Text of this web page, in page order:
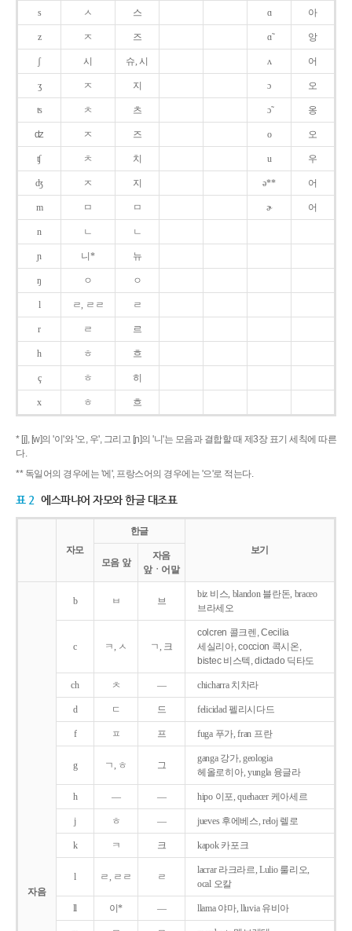
s ㅅ 스 ɑ 아
z ㅈ 즈 ɑ̃ 앙
ʃ 시 슈, 시 ʌ 어
ʒ ㅈ 지 ɔ 오
ʦ ㅊ 츠 ɔ̃ 옹
ʣ ㅈ 즈 o 오
ʧ ㅊ 치 u 우
ʤ ㅈ 지 ə** 어
m ㅁ ㅁ ɚ 어
n ㄴ ㄴ
ɲ 니* 뉴
ŋ ㅇ ㅇ
l ㄹ, ㄹㄹ ㄹ
r ㄹ 르
h ㅎ 흐
ç ㅎ 히
x ㅎ 흐
* [j], [w]의 '이'와 '오, 우', 그리고 [ɲ]의 '니'는 모음과 결합할 때 제3장 표기 세칙에 따른
다.
** 독일어의 경우에는 '에', 프랑스어의 경우에는 '으'로 적는다.
표 2 에스파냐어 자모와 한글 대조표
자모
한글
보기
모음 앞
자음
앞ㆍ어말
자음
b ㅂ 브
biz 비스, blandon 블란돈, braceo
브라세오
c ㅋ, ㅅ ㄱ, 크
colcren 콜크렌, Cecilia
세실리아, coccion 콕시온,
bistec 비스텍, dictado 딕타도
ch ㅊ ― chicharra 치차라
d ㄷ 드 felicidad 펠리시다드
f ㅍ 프 fuga 푸가, fran 프란
g ㄱ, ㅎ 그
ganga 강가, geologia
헤올로히아, yungla 융글라
h ― ― hipo 이포, quehacer 케아세르
j ㅎ ― jueves 후에베스, reloj 렐로
k ㅋ 크 kapok 카포크
l ㄹ, ㄹㄹ ㄹ
lacrar 라크라르, Lulio 룰리오,
ocal 오칼
ll 이* ― llama 야마, lluvia 유비아